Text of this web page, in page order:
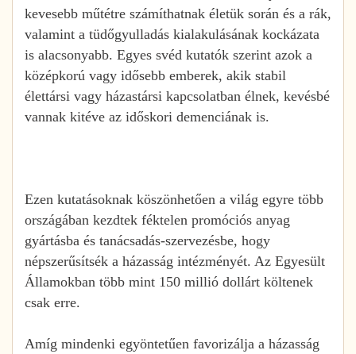
kevesebb műtétre számíthatnak életük során és a rák,
valamint a tüdőgyulladás kialakulásának kockázata
is alacsonyabb. Egyes svéd kutatók szerint azok a
középkorú vagy idősebb emberek, akik stabil
élettársi vagy házastársi kapcsolatban élnek, kevésbé
vannak kitéve az időskori demenciának is.
Ezen kutatásoknak köszönhetően a világ egyre több
országában kezdtek féktelen promóciós anyag
gyártásba és tanácsadás-szervezésbe, hogy
népszerűsítsék a házasság intézményét. Az Egyesült
Államokban több mint 150 millió dollárt költenek
csak erre.
Amíg mindenki egyöntetűen favorizálja a házasság